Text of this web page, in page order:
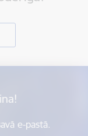
e-pastā.